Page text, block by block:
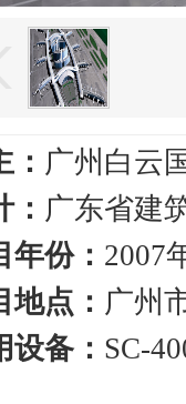
： 广州白云
： 广东省建
年份： 2007
地点： 广州
设备： SC-